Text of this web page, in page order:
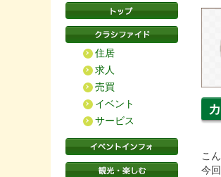
住居
求人
売買
イベント
サービス
こ
今